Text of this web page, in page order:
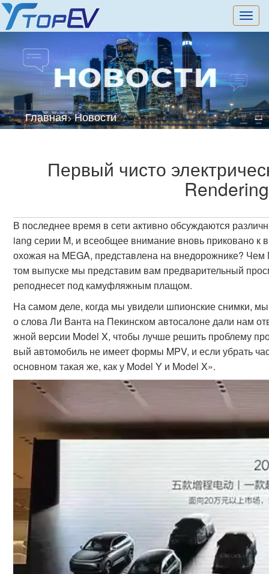
切
换
Главная>Новости
Первый чисто
В последнее время в сети активно обсуждаются
iang серии M, и всеобщее внимание вновь приковано
охожая на MEGA, представлена на внедорожнике?
том выпуске мы представим вам предварительный
реподнесет под камуфляжным плащом.
На самом деле, когда мы увидели шпионские снимки,
о слова Ли Ванта на Пекинском автосалоне дали нам
жной версии Model X, чтобы лучше решить проблему
вый автомобиль не имеет формы MPV, и если убрать
основном такая же, как у Model Y и Model X».